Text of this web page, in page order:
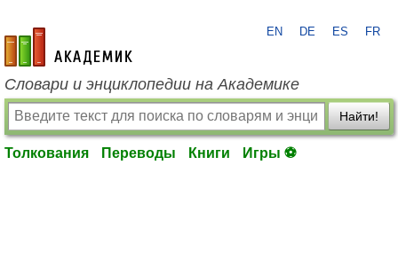
academic.ru
EN DE ES FR
Словари и энциклопедии на Академике
Найти!
Толкования Переводы Книги Игры ⚽